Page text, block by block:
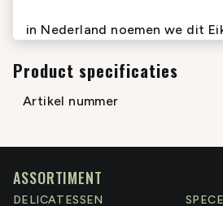
in Nederland noemen we dit
Product specificaties
Artikel nummer
ASSORTIMENT
DELICATESSEN